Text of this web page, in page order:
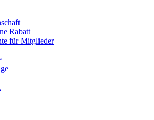
Rabatt
für Mitglieder